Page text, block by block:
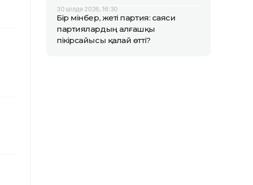
30 шілде 2026, 16:30
Бір мінбер, жеті партия: саяси
партиялардың алғашқы
пікірсайысы қалай өтті?